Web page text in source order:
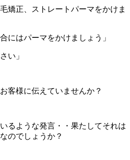
矯正、ストレートパーマをかけま
にはパーマをかけましょう」
い」
客様に伝えていませんか？
るような発言・・果たしてそれは
のでしょうか？